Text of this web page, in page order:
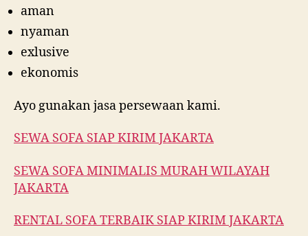
aman
nyaman
exlusive
ekonomis
Ayo gunakan jasa persewaan kami.
SEWA SOFA SIAP KIRIM JAKARTA
SEWA SOFA MINIMALIS MURAH WILAYAH
JAKARTA
RENTAL SOFA TERBAIK SIAP KIRIM JAKARTA